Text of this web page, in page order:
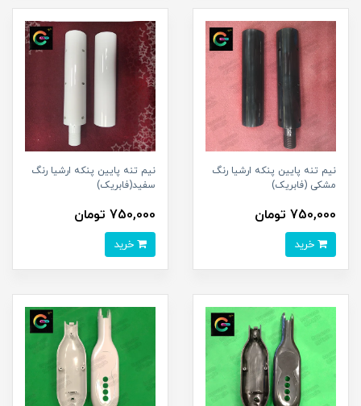
نیم تنه پایین پنکه ارشیا رنگ
مشکی (فابریک)
750,000 تومان
نیم تنه پایین پنکه ارشیا رنگ
سفید(فابریک)
750,000 تومان